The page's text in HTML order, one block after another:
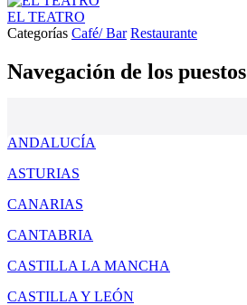
EL TEATRO
Categorías Café/ Bar Restaurante
Navegación de los puestos
ANDALUCÍA
ASTURIAS
CANARIAS
CANTABRIA
CASTILLA LA MANCHA
CASTILLA Y LEÓN